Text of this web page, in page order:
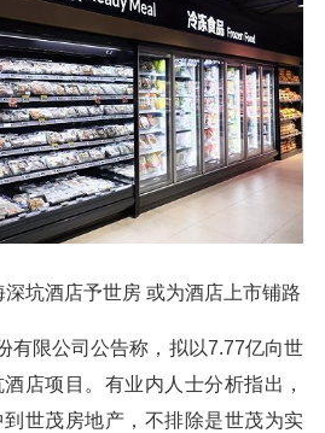
坑酒店予世房 或为酒店上市铺路
有限公司公告称，拟以7.77亿向世
店项目。有业内人士分析指出，
世茂房地产，不排除是世茂为实